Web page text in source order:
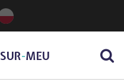
SUR-MEU